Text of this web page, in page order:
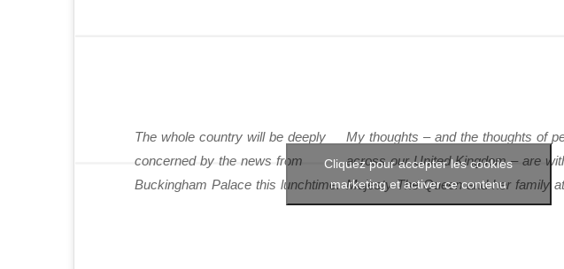
The whole country will be deeply
concerned by the news from
Buckingham Palace this lunchtime.
My thoughts – and the thoughts of
across our United Kingdom – are
Majesty The Queen and her family
Cliquez pour accepter les cookies
marketing et activer ce contenu